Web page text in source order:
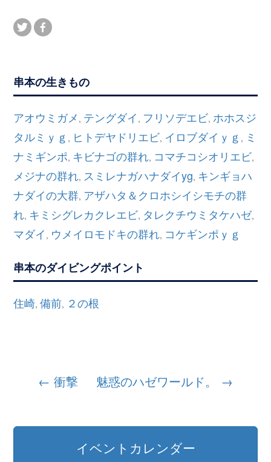
串本の生きもの
アオウミガメ , テングダイ , フリソデエビ, ホホスジ
タルミｙｇ , ヒトデヤドリエビ, イロブダイｙｇ , ミ
ナミギンポ, キビナゴの群れ, コマチコシオリエビ,
メジナの群れ, スミレナガハナダイyg, キンギョハ
ナダイの大群, アザハタ＆クロホシイシモチの群
れ, キミシグレカクレエビ, タレクチウミタケハゼ,
マダイ , ウメイロモドキの群れ, コケギンポｙｇ
串本のダイビングポイント
住崎,備前, ２の根
ナ
← 衝撃 魅惑のハゼワールド。 →
イベントカレンダー